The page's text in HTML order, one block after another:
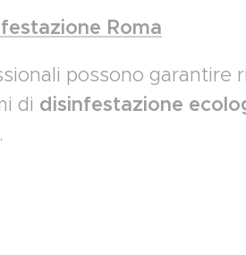
Roma
possono garantire
di disinfestazione